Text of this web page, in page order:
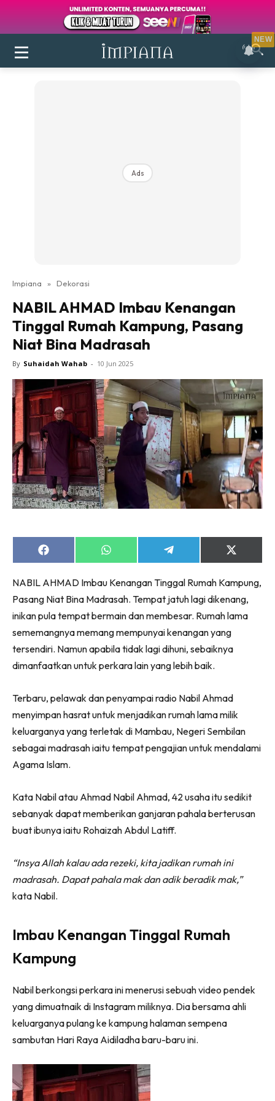
Login|Register
Ruang Makan
Ruang Tamu
Direktori
Interior Design
Landskap
DIY
Bilik Air
Bilik Tidur
Dapur
Ruang Makan
Make Over
Bilik Air
Dapur
Ruang Makan
Menarik Lagi
Impiana Makeover
Kafe
Hartanah
High Rise
Landed
Video
Buat Sendiri
Ilham Impiana
Ilham Impiana 360
Impiana TV
Casa Impiana
Sembang Dekor
Sembang Laman
Tip Laman
Hub Ideaktiv
Ads
Impiana » Dekorasi
NABIL AHMAD Imbau Kenangan
Tinggal Rumah Kampung, Pasang
Niat Bina Madrasah
By Suhaidah Wahab - 10 Jun 2025
Share
on
Share
on
Share
on
Share
on
(Twitter)
NABIL AHMAD Imbau Kenangan Tinggal Rumah Kampung,
Pasang Niat Bina Madrasah. Tempat jatuh lagi dikenang,
inikan pula tempat bermain dan membesar. Rumah lama
sememangnya memang mempunyai kenangan yang
tersendiri. Namun apabila tidak lagi dihuni, sebaiknya
dimanfaatkan untuk perkara lain yang lebih baik.
Terbaru, pelawak dan penyampai radio Nabil Ahmad
menyimpan hasrat untuk menjadikan rumah lama milik
keluarganya yang terletak di Mambau, Negeri Sembilan
sebagai madrasah iaitu tempat pengajian untuk mendalami
Agama Islam.
Kata Nabil atau Ahmad Nabil Ahmad, 42 usaha itu sedikit
sebanyak dapat memberikan ganjaran pahala berterusan
buat ibunya iaitu Rohaizah Abdul Latiff.
“Insya Allah kalau ada rezeki, kita jadikan rumah ini
madrasah. Dapat pahala mak dan adik beradik mak,”
kata Nabil.
Imbau Kenangan Tinggal Rumah
Kampung
Nabil berkongsi perkara ini menerusi sebuah video pendek
yang dimuatnaik di Instagram miliknya. Dia bersama ahli
keluarganya pulang ke kampung halaman sempena
sambutan Hari Raya Aidiladha baru-baru ini.
NEW